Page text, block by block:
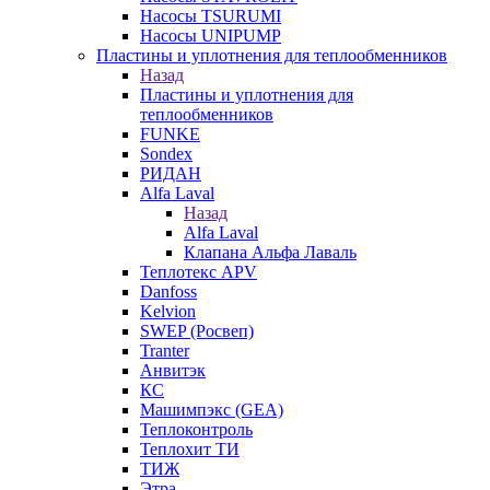
Насосы TSURUMI
Насосы UNIPUMP
Пластины и уплотнения для теплообменников
Назад
Пластины и уплотнения для
теплообменников
FUNKE
Sondex
РИДАН
Alfa Laval
Назад
Alfa Laval
Клапана Альфа Лаваль
Теплотекс APV
Danfoss
Kelvion
SWEP (Росвеп)
Tranter
Анвитэк
КС
Машимпэкс (GEA)
Теплоконтроль
Теплохит ТИ
ТИЖ